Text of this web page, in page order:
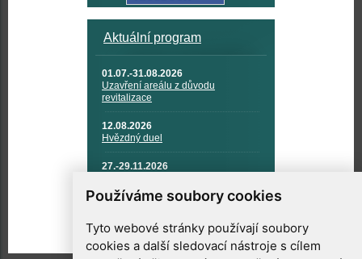
Používáme soubory cookies
Tyto webové stránky používají soubory
cookies a další sledovací nástroje s cílem
Aktuální program
01.07.-31.08.2026
Uzavření areálu z důvodu
revitalizace
12.08.2026
Hvězdný duel
27.-29.11.2026
TECHNIKA A KOSMICKÉ
TECHNOLOGIE